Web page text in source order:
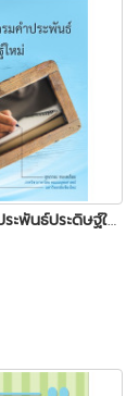
สารานุกรมคำประพันธ์ประดิษฐ์ใหม่